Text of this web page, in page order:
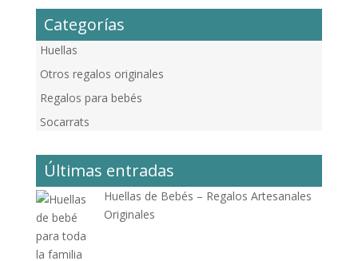
Categorías
Huellas
Otros regalos originales
Regalos para bebés
Socarrats
Últimas entradas
Huellas de Bebés – Regalos Artesanales
Originales